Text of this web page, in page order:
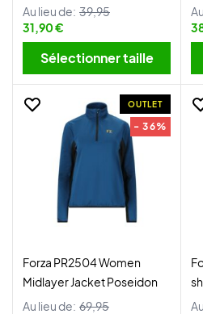
Au lieu de: 39,95
31,90 €
Sélectionner taille
OUTLET
- 36%
Forza PR2504 Women
Midlayer Jacket Poseidon
Au lieu de: 69,95